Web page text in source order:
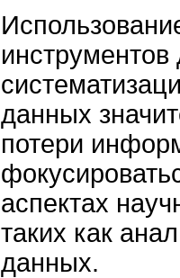
инструментов
данных
потери
аспектах
таких как
данных.